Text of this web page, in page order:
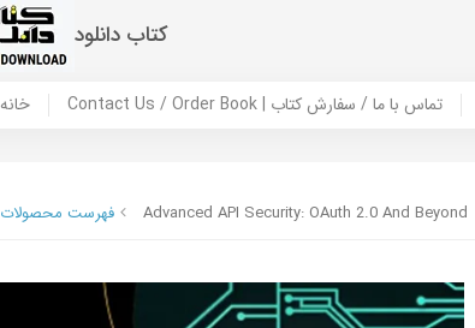
کتاب دانلود
HOME خانه Contact Us / Order Book | تماس با ما / سفارش کتاب
فهرست محصولات Advanced API Security: OAuth 2.0 And Beyond